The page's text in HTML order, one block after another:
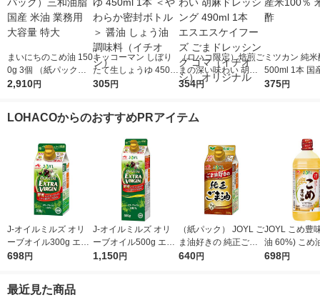
まいにちのこめ油 150
0g 3個 （紙パック）
三和油脂 国産 米油 業
2,910円
キッコーマン しぼり
たて生しょうゆ 450m
l 1本 ＜やわらか密封
シ）
305円
（ロハコ限定）焙煎ご
まの深い味わい 胡麻
ドレッシング 490ml 1
ゴマ（イチオシ） オ
354円
ミツカン 純
500ml 1本 国
0％ 米酢 食酢
375円
LOHACOからのおすすめPRアイテム
J-オイルミルズ オリ
ーブオイル300g エキ
ストラバージン スペ
L
698円
J-オイルミルズ オリ
ーブオイル500g エキ
ストラバージン スペ
1,150円
（紙パック） JOYL ご
ま油好きの 純正ごま
油 300g 1本 味の素 J-
640円
JOYL こめ豊
油 60%) こめ油 ブレ
ンド 味の素
698円
最近見た商品